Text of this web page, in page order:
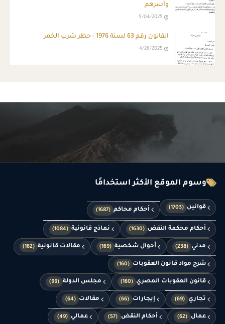
وأسرهم
5/04/2025
القانون رقم 63 لسنة 1976 - حظر شرب الخمر
4/26/2025
وسوم الموقع الأكثر استخدامًا
قوانين (1703) أحكام محاكم (1687)
أحكام محكمة النقض (1630) نماذج قانونية (1084)
مدني (238) أحوال شخصية (169) مقالات قانونية (162)
شرح مواد قانون العقوبات (160)
قانون العقوبات المصري (160) مجلس الدولة (99)
تجاري (69) إيجارات (66) مقالات (64)
عمال (62) أحكام النقض (57) عمالي (49)